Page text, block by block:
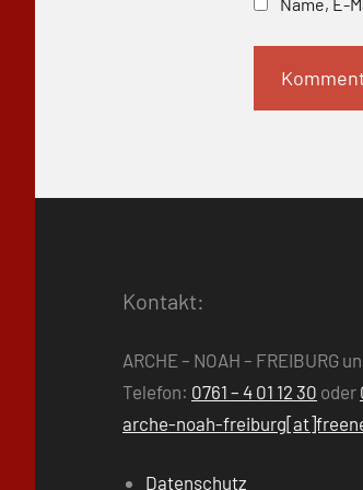
Kontakt:
ARCHE – NOAH – FREIBURG
Telefon: 0761 – 4 01 12 30 oder
arche-noah-
Datenschutz